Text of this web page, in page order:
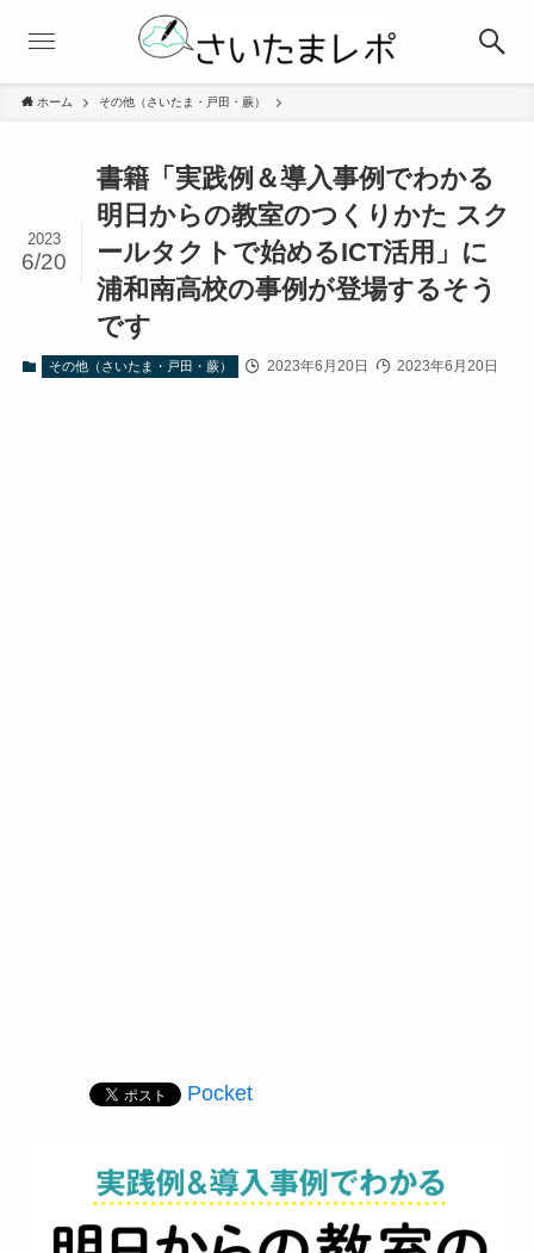
ホーム その他（さいたま・戸田・蕨）
書籍「実践例＆導入事例でわかる
明日からの教室のつくりかた スク
ールタクトで始めるICT活用」に
浦和南高校の事例が登場するそう
です
2023
6/20
その他（さいたま・戸田・蕨） 2023年6月20日 2023年6月20日
Pocket